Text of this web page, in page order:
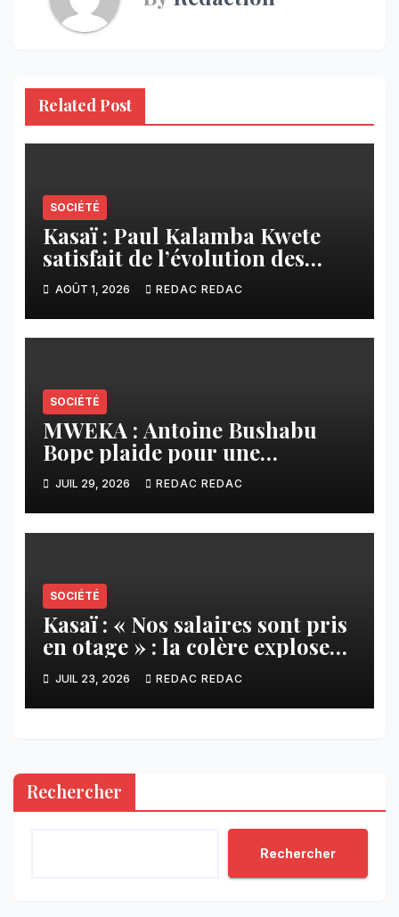
Related Post
SOCIÉTÉ
Kasaï : Paul Kalamba Kwete
satisfait de l’évolution des
travaux routiers exécutés par
SAFRIMEX
AOÛT 1, 2026 REDAC REDAC
SOCIÉTÉ
MWEKA : Antoine Bushabu
Bope plaide pour une
meilleure prise en compte des
communautés locales dans la
réforme sur le crédit carbone.
JUIL 29, 2026 REDAC REDAC
SOCIÉTÉ
Kasaï : « Nos salaires sont pris
en otage » : la colère explose
contre ADVANS Banque à
Tshikapa
JUIL 23, 2026 REDAC REDAC
Rechercher
Rechercher